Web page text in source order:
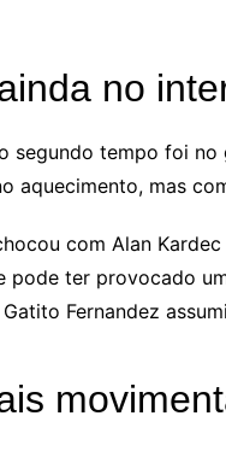
no
segundo tempo foi
aquecimento, mas
com Alan
pode ter provocado
Fernandez